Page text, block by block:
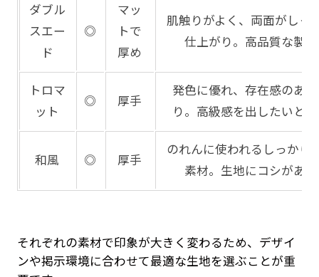
ダブル
スエー
ド
◎
マッ
トで
厚め
肌触りがよく、両面がしっ
仕上がり。高品質な製
トロマ
ット
◎ 厚手
発色に優れ、存在感のあ
り。高級感を出したいと
和風 ◎ 厚手
のれんに使われるしっかり
素材。生地にコシがあ
それぞれの素材で印象が大きく変わるため、デザイ
ンや掲示環境に合わせて最適な生地を選ぶことが重